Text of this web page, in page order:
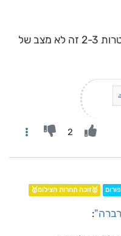
תראה אבל את הטמפרטרות 2-3 זה לא מצב של
2
🥇זוכה תחרות הצילום🥇
: